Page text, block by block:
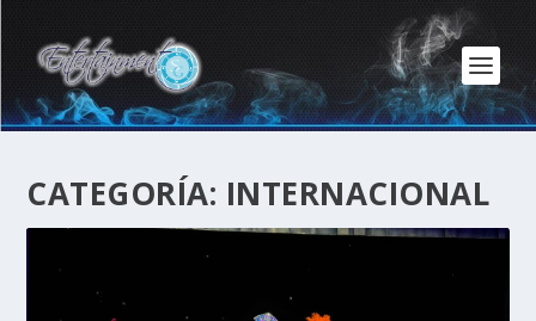
CATEGORÍA: INTERNACIONAL